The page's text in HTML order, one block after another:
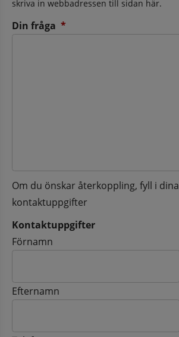
skriva in webbadressen till sidan här.
Din fråga *
Om du önskar återkoppling, fyll i dina
kontaktuppgifter
Kontaktuppgifter
Kontaktuppgifter
Förnamn
Efternamn